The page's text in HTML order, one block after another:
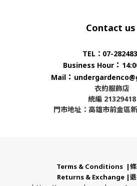
Contact us
TEL：07-
Business Hour ：
Mail ：
衣約服飾店
統編 21329418
門市地址：高雄市前金區
Terms & Conditions |條
Returns & Exchange |退